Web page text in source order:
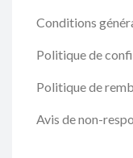
Conditions
Politique de
Politique de
Avis de non-